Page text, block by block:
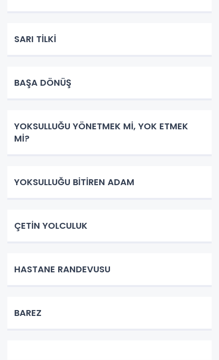
SARI TİLKİ
BAŞA DÖNÜŞ
YOKSULLUĞU YÖNETMEK Mİ, YOK ETMEK
Mİ?
YOKSULLUĞU BİTİREN ADAM
ÇETİN YOLCULUK
HASTANE RANDEVUSU
BAREZ